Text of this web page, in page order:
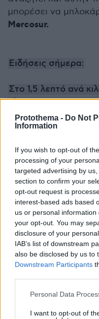
Protothema - Do Not
Information
If you wish to opt-out of
processing of your
targeted advertising by
section to confirm your
opt-out request is
interest-based ads based
us or personal
your opt-out. You may
disclosure of your
IAB’s list of downstream
also be disclosed by us to
Downstream Participants
Please note that this
not limited to your visit or
Personal Data
I want to opt-out of
μπορέσει να
Mercosur.
Ειδήσεις σήμερα:
Στο 1,5 λεπτό ανά
ηλεκτρικού
Δεκέμβριο
σκότωσε τη
«Ήταν μια
Στο 2,4% η
το γ’ τρίμηνο του
Ακολουθήστε το
και μάθετε πρώτοι όλες
Protothema.gr